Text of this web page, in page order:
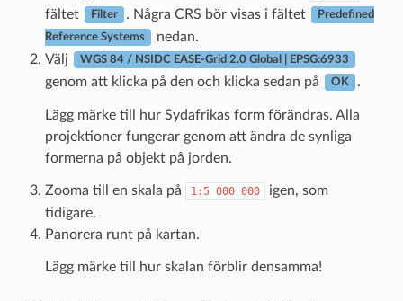
fältet
Filter . Några CRS bör visas i fältet Predefined
Reference Systems
nedan.
Välj
WGS 84 / NSIDC EASE-Grid 2.0 Global | EPSG:6933
genom att klicka på den och klicka sedan på OK .
Lägg märke till hur Sydafrikas form förändras. Alla
projektioner fungerar genom att ändra de synliga
formerna på objekt på jorden.
Zooma till en skala på 1:5 000 000
igen, som
tidigare.
Panorera runt på kartan.
Lägg märke till hur skalan förblir densamma!